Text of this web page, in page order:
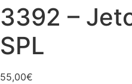
3392 –
SPL
55,00€